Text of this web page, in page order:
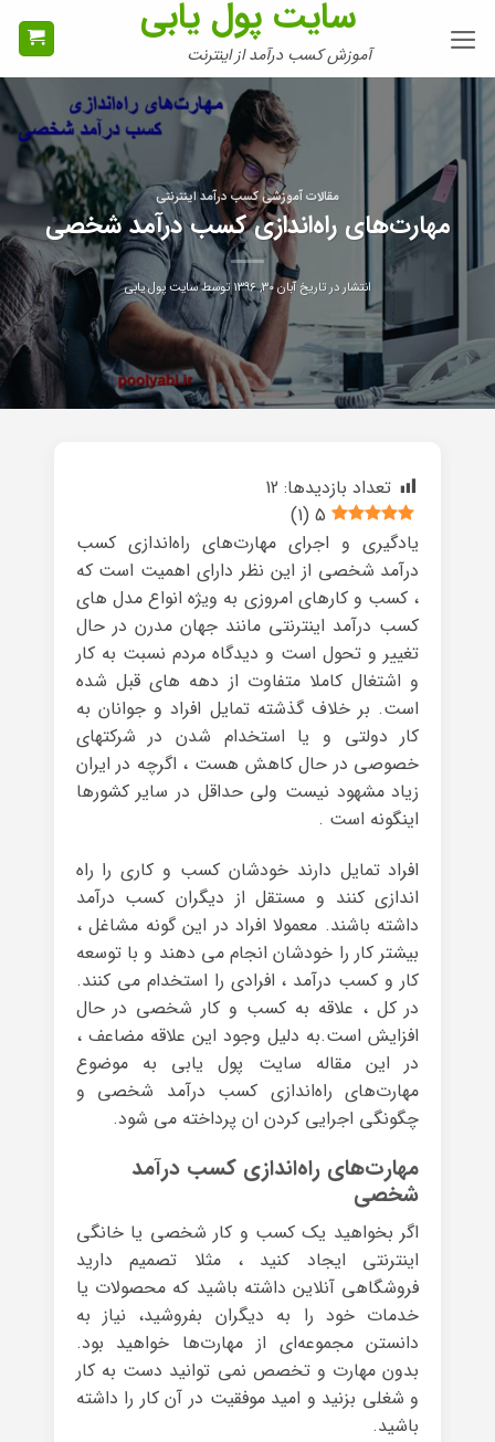
سایت پول یابی
آموزش کسب درآمد از اینترنت
مقالات آموزشی کسب درآمد اینترنتی
مهارت‌های راه‌اندازی کسب درآمد شخصی
انتشار در تاریخآبان ۳۰, ۱۳۹۶ توسطسایت پول یابی
تعداد بازدیدها: 12
5
(
1
)
یادگیری و اجرای مهارت‌های راه‌اندازی کسب
درآمد شخصی از این نظر دارای اهمیت است که
، کسب و کارهای امروزی به ویژه انواع مدل های
کسب درآمد اینترنتی مانند جهان مدرن در حال
تغییر و تحول است و دیدگاه مردم نسبت به کار
و اشتغال کاملا متفاوت از دهه های قبل شده
است. بر خلاف گذشته تمایل افراد و جوانان به
کار دولتی و یا استخدام شدن در شرکتهای
خصوصی در حال کاهش هست ، اگرچه در ایران
زیاد مشهود نیست ولی حداقل در سایر کشورها
اینگونه است .
افراد تمایل دارند خودشان کسب و کاری را راه
اندازی کنند و مستقل از دیگران کسب درآمد
داشته باشند. معمولا افراد در این گونه مشاغل ،
بیشتر کار را خودشان انجام می دهند و با توسعه
کار و کسب درآمد ، افرادی را استخدام می کنند.
در کل ، علاقه به کسب و کار شخصی در حال
افزایش است.به دلیل وجود این علاقه مضاعف ،
در این مقاله سایت پول یابی به موضوع
مهارت‌های راه‌اندازی کسب درآمد شخصی و
چگونگی اجرایی کردن ان پرداخته می شود.
مهارت‌های راه‌اندازی کسب درآمد
شخصی
اگر بخواهید یک کسب و کار شخصی یا خانگی
اینترنتی ایجاد کنید ، مثلا تصمیم دارید
فروشگاهی آنلاین داشته باشید که محصولات یا
خدمات خود را به دیگران بفروشید، نیاز به
دانستن مجموعه‌ای از مهارت‌ها خواهید بود.
بدون مهارت و تخصص نمی توانید دست به کار
و شغلی بزنید و امید موفقیت در آن کار را داشته
باشید.